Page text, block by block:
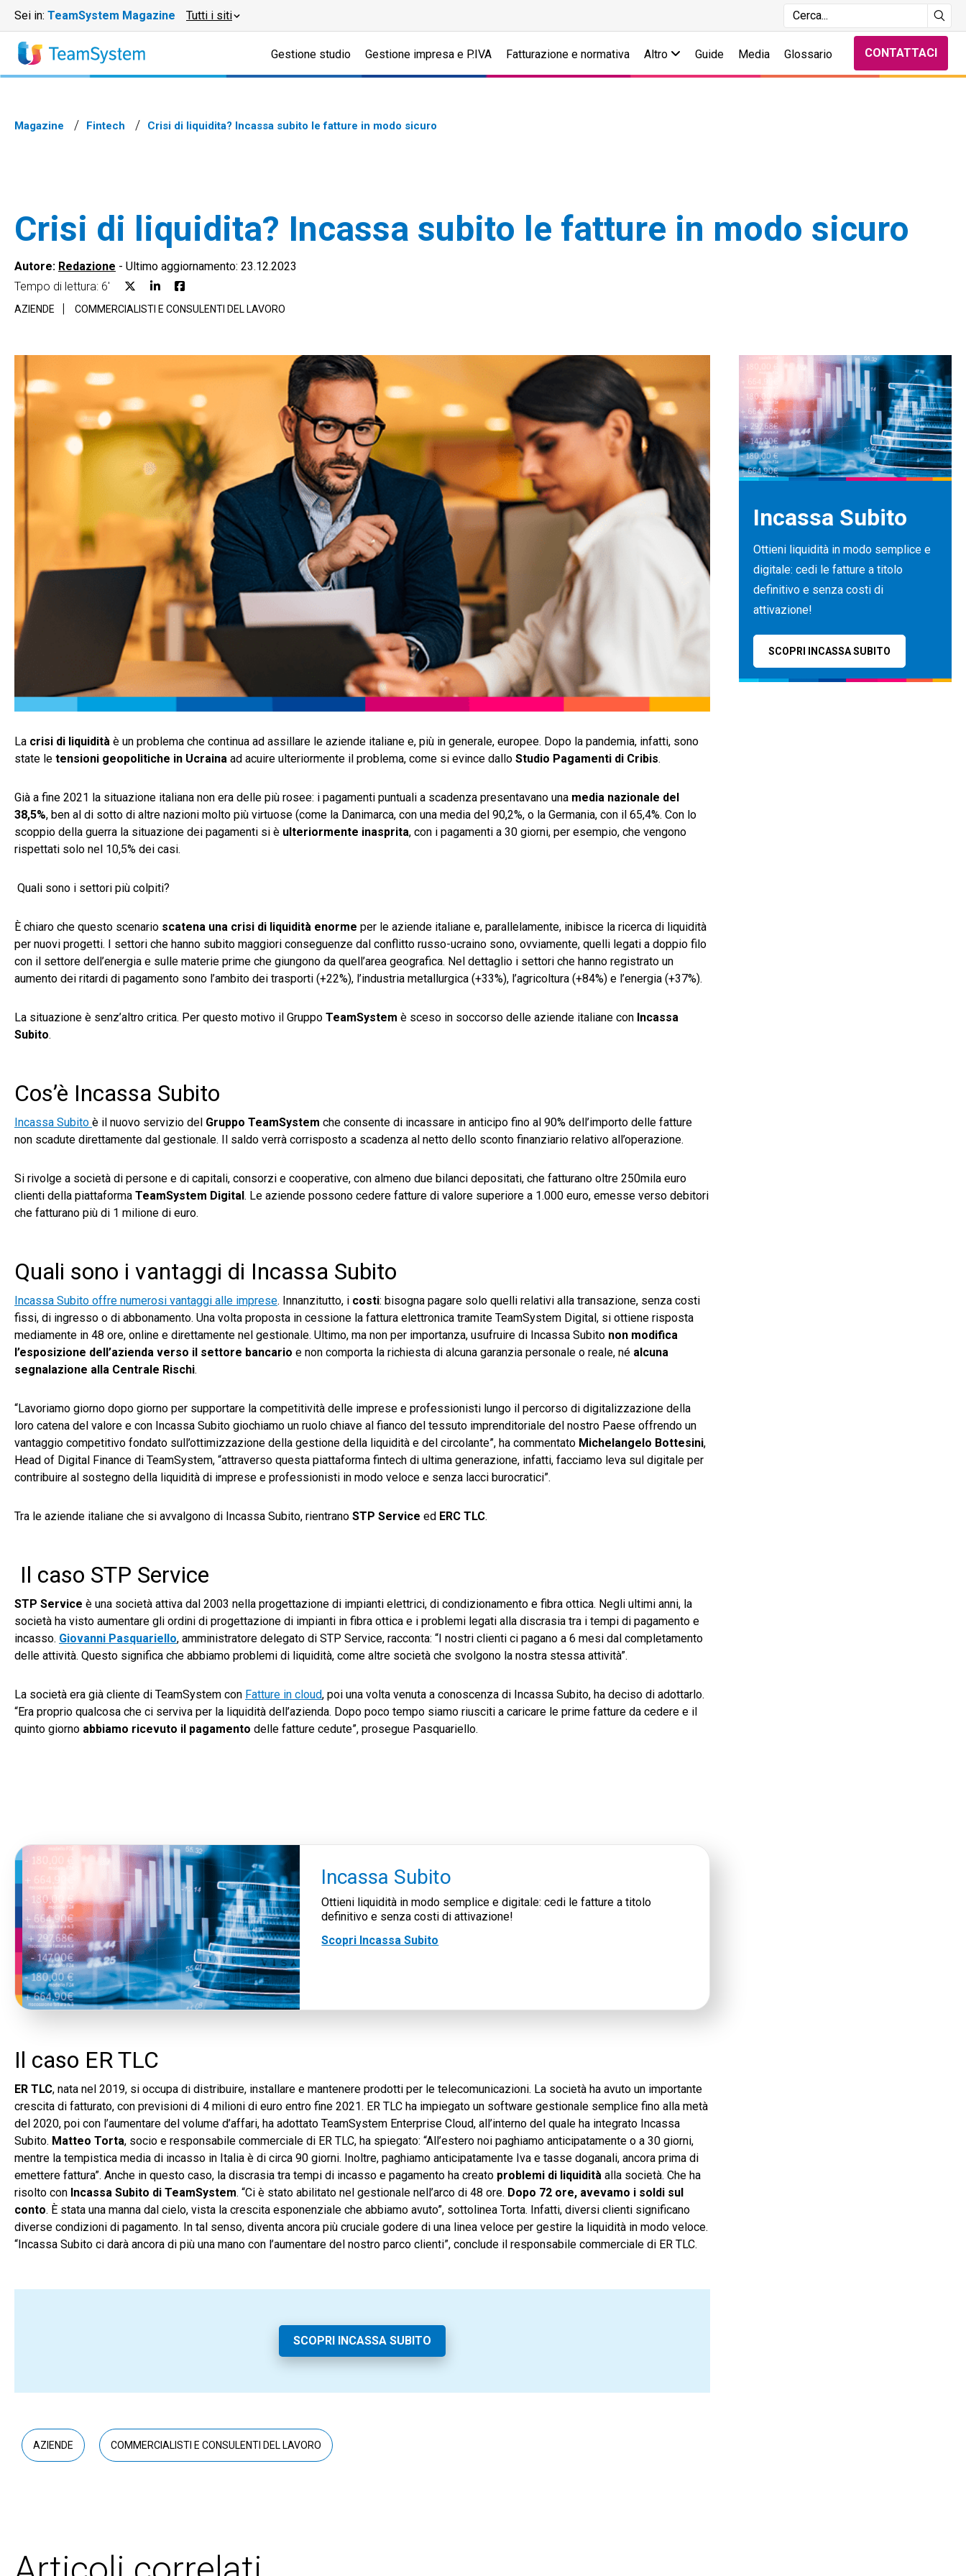
Sei in: TeamSystem Magazine Tutti i siti
Gestione studio Gestione impresa e P.IVA Fatturazione e normativa Altro Guide Media Glossario CONTATTACI
Magazine Fintech Crisi di liquidita? Incassa subito le fatture in modo sicuro
Crisi di liquidita? Incassa subito le fatture in modo sicuro
Autore: Redazione - Ultimo aggiornamento: 23.12.2023
Tempo di lettura: 6'
AZIENDE COMMERCIALISTI E CONSULENTI DEL LAVORO
La crisi di liquidità è un problema che continua ad assillare le aziende italiane e, più in generale, europee. Dopo la pandemia, infatti, sono
state le tensioni geopolitiche in Ucraina ad acuire ulteriormente il problema, come si evince dallo Studio Pagamenti di Cribis.
Già a fine 2021 la situazione italiana non era delle più rosee: i pagamenti puntuali a scadenza presentavano una media nazionale del
38,5%, ben al di sotto di altre nazioni molto più virtuose (come la Danimarca, con una media del 90,2%, o la Germania, con il 65,4%. Con lo
scoppio della guerra la situazione dei pagamenti si è ulteriormente inasprita, con i pagamenti a 30 giorni, per esempio, che vengono
rispettati solo nel 10,5% dei casi.
Quali sono i settori più colpiti?
È chiaro che questo scenario scatena una crisi di liquidità enorme per le aziende italiane e, parallelamente, inibisce la ricerca di liquidità
per nuovi progetti. I settori che hanno subito maggiori conseguenze dal conflitto russo-ucraino sono, ovviamente, quelli legati a doppio filo
con il settore dell’energia e sulle materie prime che giungono da quell’area geografica. Nel dettaglio i settori che hanno registrato un
aumento dei ritardi di pagamento sono l’ambito dei trasporti (+22%), l’industria metallurgica (+33%), l’agricoltura (+84%) e l’energia (+37%).
La situazione è senz’altro critica. Per questo motivo il Gruppo TeamSystem è sceso in soccorso delle aziende italiane con Incassa
Subito.
Cos’è Incassa Subito
Incassa Subito è il nuovo servizio del Gruppo TeamSystem che consente di incassare in anticipo fino al 90% dell’importo delle fatture
non scadute direttamente dal gestionale. Il saldo verrà corrisposto a scadenza al netto dello sconto finanziario relativo all’operazione.
Si rivolge a società di persone e di capitali, consorzi e cooperative, con almeno due bilanci depositati, che fatturano oltre 250mila euro
clienti della piattaforma TeamSystem Digital . Le aziende possono cedere fatture di valore superiore a 1.000 euro, emesse verso debitori
che fatturano più di 1 milione di euro.
Quali sono i vantaggi di Incassa Subito
Incassa Subito offre numerosi vantaggi alle imprese. Innanzitutto, i costi: bisogna pagare solo quelli relativi alla transazione, senza costi
fissi, di ingresso o di abbonamento. Una volta proposta in cessione la fattura elettronica tramite TeamSystem Digital, si ottiene risposta
mediamente in 48 ore, online e direttamente nel gestionale. Ultimo, ma non per importanza, usufruire di Incassa Subito non modifica
l’esposizione dell’azienda verso il settore bancario e non comporta la richiesta di alcuna garanzia personale o reale, né alcuna
segnalazione alla Centrale Rischi.
“Lavoriamo giorno dopo giorno per supportare la competitività delle imprese e professionisti lungo il percorso di digitalizzazione della
loro catena del valore e con Incassa Subito giochiamo un ruolo chiave al fianco del tessuto imprenditoriale del nostro Paese offrendo un
vantaggio competitivo fondato sull’ottimizzazione della gestione della liquidità e del circolante”, ha commentato Michelangelo Bottesini,
Head of Digital Finance di TeamSystem, “attraverso questa piattaforma fintech di ultima generazione, infatti, facciamo leva sul digitale per
contribuire al sostegno della liquidità di imprese e professionisti in modo veloce e senza lacci burocratici”.
Tra le aziende italiane che si avvalgono di Incassa Subito, rientrano STP Service ed ERC TLC.
Il caso STP Service
STP Service è una società attiva dal 2003 nella progettazione di impianti elettrici, di condizionamento e fibra ottica. Negli ultimi anni, la
società ha visto aumentare gli ordini di progettazione di impianti in fibra ottica e i problemi legati alla discrasia tra i tempi di pagamento e
incasso. Giovanni Pasquariello, amministratore delegato di STP Service, racconta: “I nostri clienti ci pagano a 6 mesi dal completamento
delle attività. Questo significa che abbiamo problemi di liquidità, come altre società che svolgono la nostra stessa attività”.
La società era già cliente di TeamSystem con Fatture in cloud, poi una volta venuta a conoscenza di Incassa Subito, ha deciso di adottarlo.
“Era proprio qualcosa che ci serviva per la liquidità dell’azienda. Dopo poco tempo siamo riusciti a caricare le prime fatture da cedere e il
quinto giorno abbiamo ricevuto il pagamento delle fatture cedute”, prosegue Pasquariello.
Incassa Subito
Ottieni liquidità in modo semplice e digitale: cedi le fatture a titolo
definitivo e senza costi di attivazione!
Scopri Incassa Subito
Il caso ER TLC
ER TLC, nata nel 2019, si occupa di distribuire, installare e mantenere prodotti per le telecomunicazioni. La società ha avuto un importante
crescita di fatturato, con previsioni di 4 milioni di euro entro fine 2021. ER TLC ha impiegato un software gestionale semplice fino alla metà
del 2020, poi con l’aumentare del volume d’affari, ha adottato TeamSystem Enterprise Cloud, all’interno del quale ha integrato Incassa
Subito. Matteo Torta, socio e responsabile commerciale di ER TLC, ha spiegato: “All’estero noi paghiamo anticipatamente o a 30 giorni,
mentre la tempistica media di incasso in Italia è di circa 90 giorni. Inoltre, paghiamo anticipatamente Iva e tasse doganali, ancora prima di
emettere fattura”. Anche in questo caso, la discrasia tra tempi di incasso e pagamento ha creato problemi di liquidità alla società. Che ha
risolto con Incassa Subito di TeamSystem. “Ci è stato abilitato nel gestionale nell’arco di 48 ore. Dopo 72 ore, avevamo i soldi sul
conto. È stata una manna dal cielo, vista la crescita esponenziale che abbiamo avuto”, sottolinea Torta. Infatti, diversi clienti significano
diverse condizioni di pagamento. In tal senso, diventa ancora più cruciale godere di una linea veloce per gestire la liquidità in modo veloce.
“Incassa Subito ci darà ancora di più una mano con l’aumentare del nostro parco clienti”, conclude il responsabile commerciale di ER TLC.
SCOPRI INCASSA SUBITO
AZIENDE COMMERCIALISTI E CONSULENTI DEL LAVORO
Incassa Subito
Ottieni liquidità in modo semplice e
digitale: cedi le fatture a titolo
definitivo e senza costi di
attivazione!
SCOPRI INCASSA SUBITO